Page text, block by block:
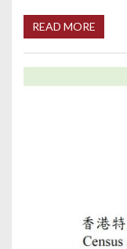
READ MORE